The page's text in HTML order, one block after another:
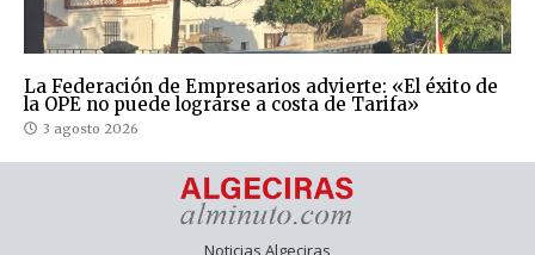
La Federación de Empresarios advierte: «El éxito de
la OPE no puede lograrse a costa de Tarifa»
3 agosto 2026
Noticias Algeciras